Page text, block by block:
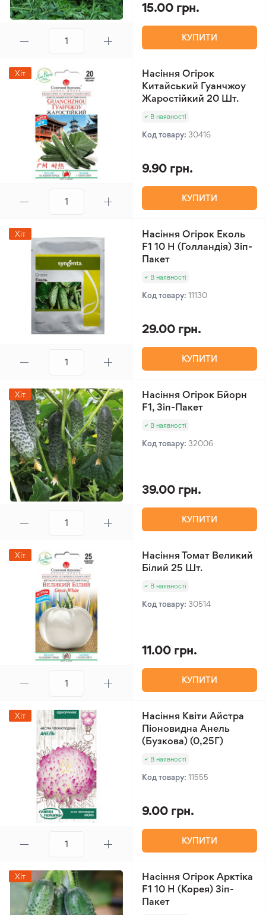
15.00 грн.
КУПИТИ
Хіт
Насіння Огірок
Китайський Гуанчжоу
Жаростійкий 20 Шт.
В наявності
Код товару: 30416
9.90 грн.
КУПИТИ
Хіт
Насіння Огірок Еколь
F1 10 Н (Голландія) Зіп-
Пакет
В наявності
Код товару: 11130
29.00 грн.
КУПИТИ
Хіт
Насіння Огірок Бйорн
F1, Зіп-Пакет
В наявності
Код товару: 32006
39.00 грн.
КУПИТИ
Хіт
Насіння Томат Великий
Білий 25 Шт.
В наявності
Код товару: 30514
11.00 грн.
КУПИТИ
Хіт
Насіння Квіти Айстра
Піоновидна Анель
(Бузкова) (0,25Г)
В наявності
Код товару: 11555
9.00 грн.
КУПИТИ
Хіт
Насіння Огірок Арктіка
F1 10 Н (Корея) Зіп-
Пакет